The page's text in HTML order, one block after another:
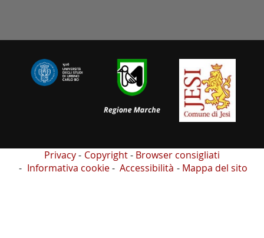
Privacy Copyright
Browser consigliati
Informativa cookie
Accessibilità Mappa del sito